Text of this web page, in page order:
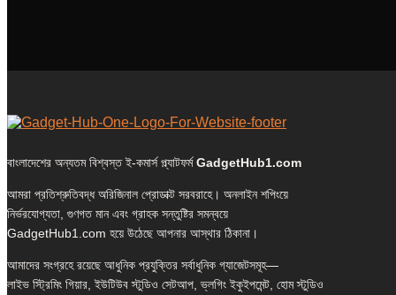
বাংলাদেশের অন্যতম বিশ্বস্ত ই-কমার্স প্ল্যাটফর্মGadgetHub1.com
আমরা প্রতিশ্রুতিবদ্ধ অরিজিনাল প্রোডাক্ট সরবরাহে। অনলাইন শপিংয়ে
নির্ভরযোগ্যতা, গুণগত মান এবং গ্রাহক সন্তুষ্টির সমন্বয়ে
GadgetHub1.com হয়ে উঠেছে আপনার আস্থার ঠিকানা।
আমাদের সংগ্রহে রয়েছে আধুনিক প্রযুক্তির সর্বাধুনিক গ্যাজেটসমূহ—
লাইভ স্ট্রিমিং গিয়ার, ইউটিউব স্টুডিও সেটআপ, ভ্লগিং ইকুইপমেন্ট, হোম স্টুডিও